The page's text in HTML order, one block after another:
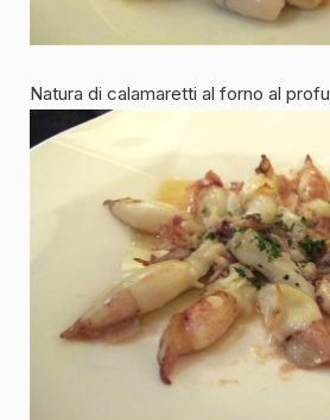
Natura di calamaretti al forno al